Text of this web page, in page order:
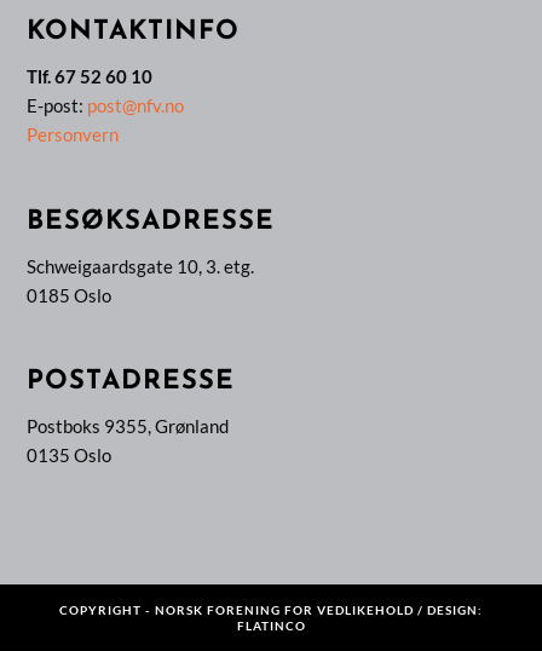
KONTAKTINFO
Tlf. 67 52 60 10
E-post: post@nfv.no
Personvern
BESØKSADRESSE
Schweigaardsgate 10, 3. etg.
0185 Oslo
POSTADRESSE
Postboks 9355, Grønland
0135 Oslo
COPYRIGHT - NORSK FORENING FOR VEDLIKEHOLD / DESIGN:
FLATINCO